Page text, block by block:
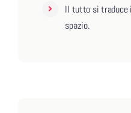
Il tutto si traduce
spazio.